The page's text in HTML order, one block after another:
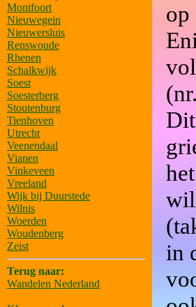
Montfoort
Nieuwegein
Nieuwersluis
Renswoude
Rhenen
Schalkwijk
Soest
Soesterberg
Stoutenburg
Tienhoven
Utrecht
Veenendaal
Vianen
Vinkeveen
Vreeland
Wijk bij Duurstede
Wilnis
Woerden
Woudenberg
Zeist
Terug naar:
Wandelen Nederland
op
in